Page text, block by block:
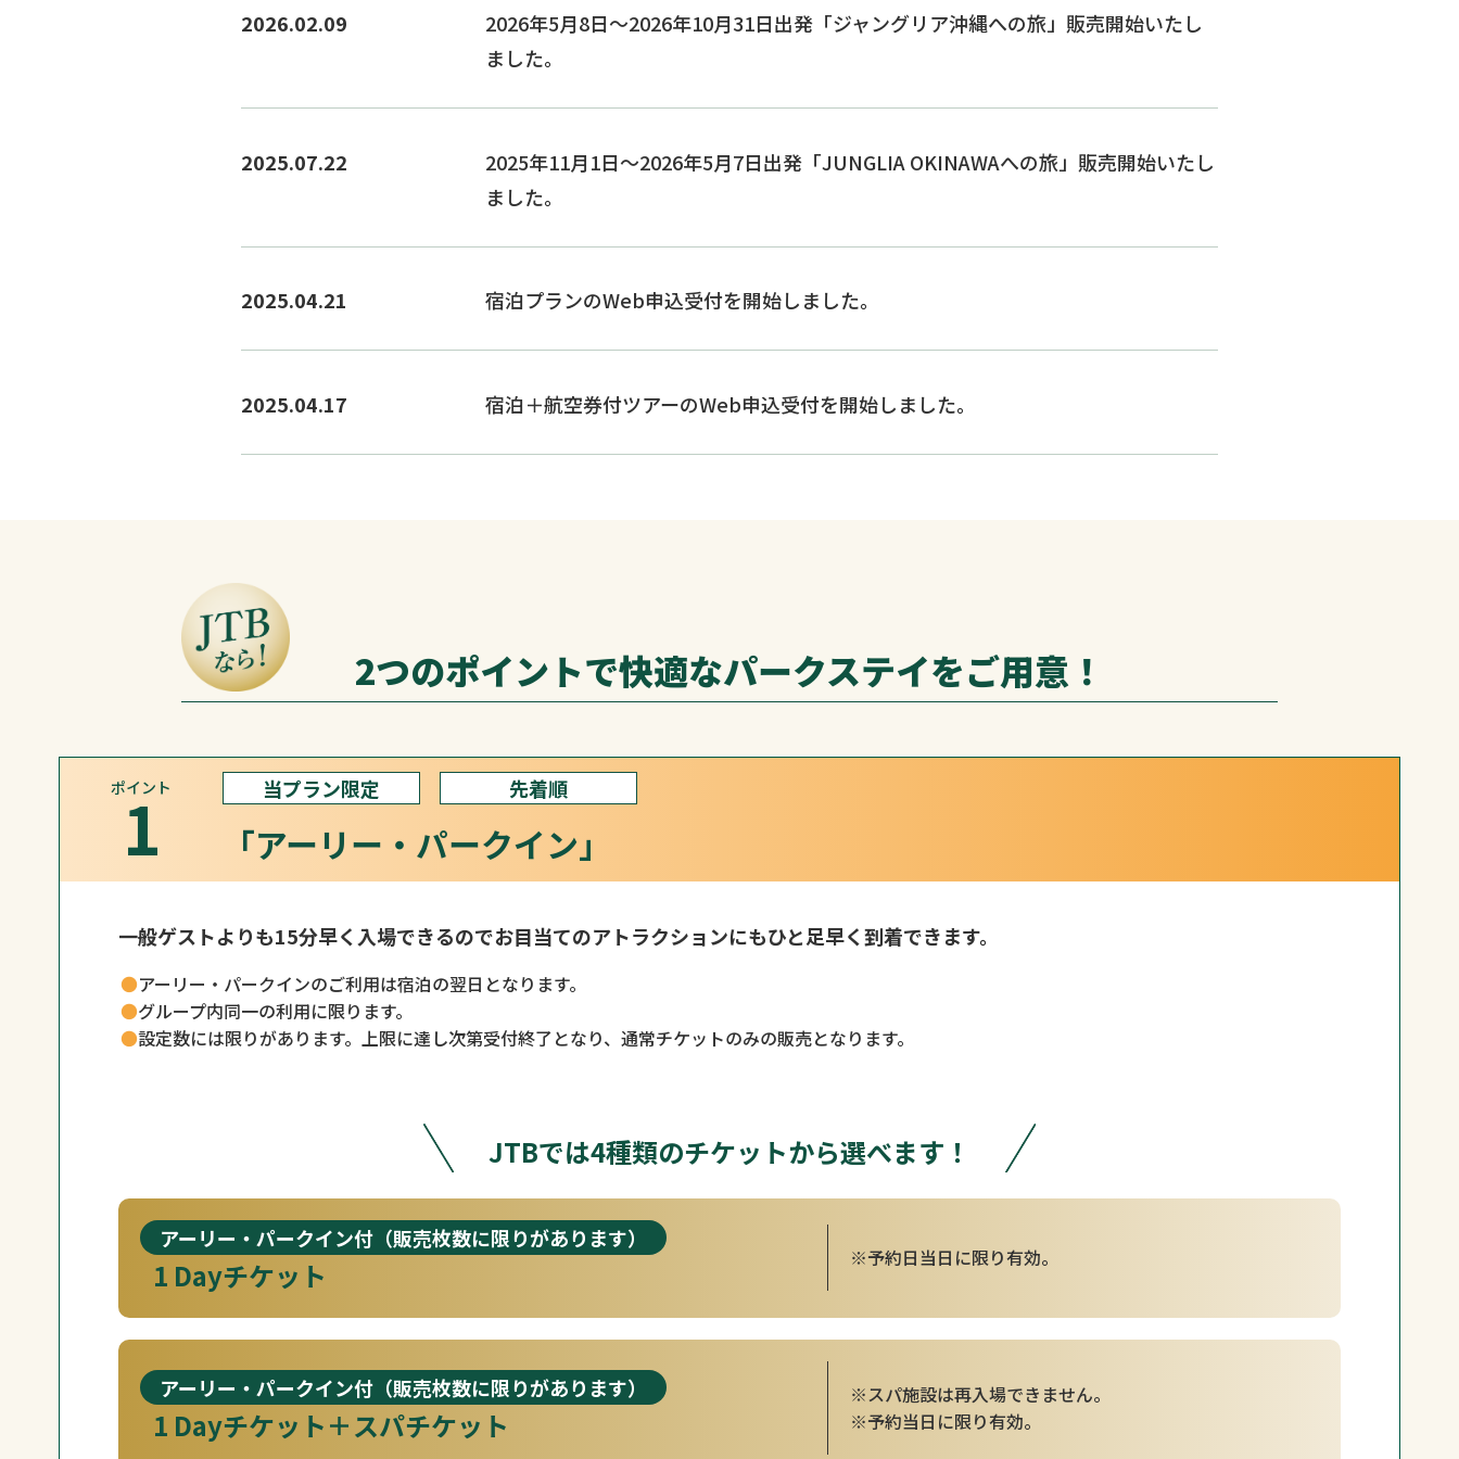
2026.02.09
2026年5月8日～2026年10月31日出発「ジャングリア沖縄への旅」販売開始いたし
ました。
2025.07.22
2025年11月1日～2026年5月7日出発「JUNGLIA OKINAWAへの旅」販売開始いたし
ました。
2025.04.21 宿泊プランのWeb申込受付を開始しました。
2025.04.17 宿泊＋航空券付ツアーのWeb申込受付を開始しました。
2つのポイントで快適なパークステイをご用意！
ポイント
1 当プラン限定 先着順
「アーリー・パークイン」
一般ゲストよりも15分早く入場できるのでお目当てのアトラクションにもひと足早く到着できます。
アーリー・パークインのご利用は宿泊の翌日となります。
グループ内同一の利用に限ります。
設定数には限りがあります。上限に達し次第受付終了となり、通常チケットのみの販売となります。
JTBでは4種類のチケットから選べます！
アーリー・パークイン付（販売枚数に限りがあります）
1 Dayチケット 予約日当日に限り有効。
アーリー・パークイン付（販売枚数に限りがあります）
1 Dayチケット＋スパチケット
スパ施設は再入場できません。
予約当日に限り有効。